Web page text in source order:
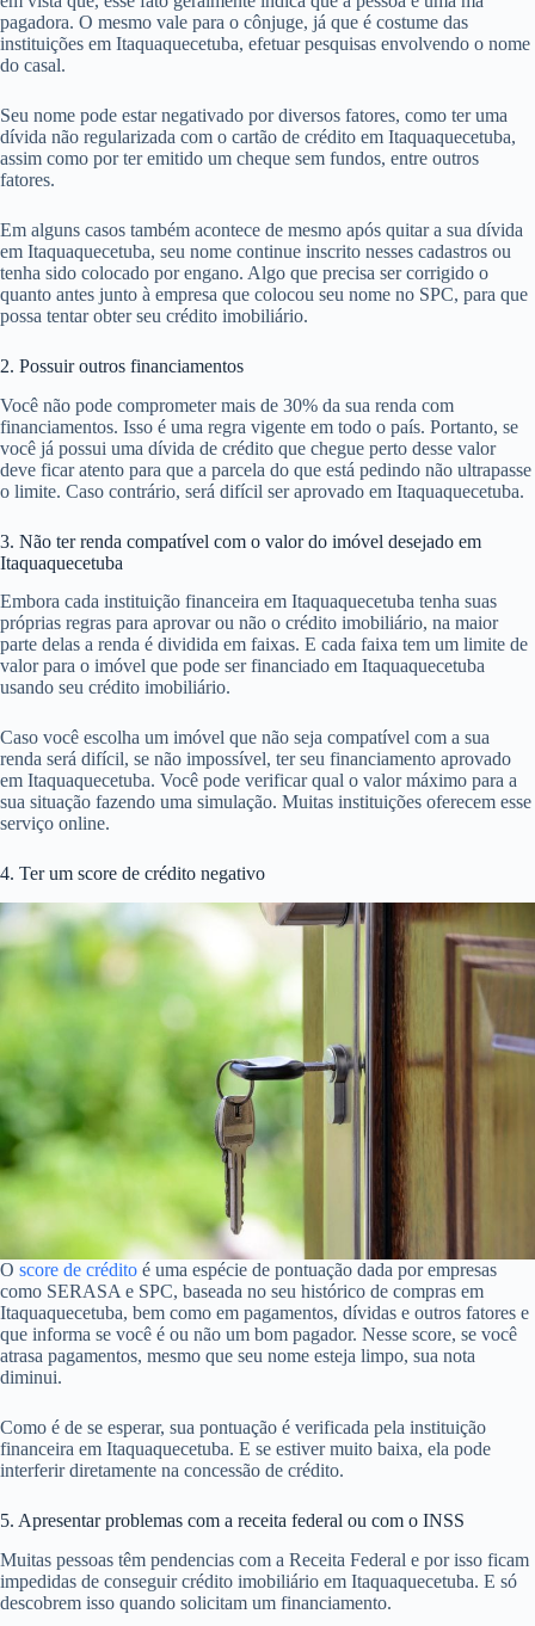
pagadora. O mesmo vale para o cônjuge, já que é costume das
instituições em Itaquaquecetuba, efetuar pesquisas envolvendo o nome
do casal.
Seu nome pode estar negativado por diversos fatores, como ter uma
dívida não regularizada com o cartão de crédito em Itaquaquecetuba,
assim como por ter emitido um cheque sem fundos, entre outros
fatores.
Em alguns casos também acontece de mesmo após quitar a sua dívida
em Itaquaquecetuba, seu nome continue inscrito nesses cadastros ou
tenha sido colocado por engano. Algo que precisa ser corrigido o
quanto antes junto à empresa que colocou seu nome no SPC, para que
possa tentar obter seu crédito imobiliário.
2. Possuir outros financiamentos
Você não pode comprometer mais de 30% da sua renda com
financiamentos. Isso é uma regra vigente em todo o país. Portanto, se
você já possui uma dívida de crédito que chegue perto desse valor
deve ficar atento para que a parcela do que está pedindo não ultrapasse
o limite. Caso contrário, será difícil ser aprovado em Itaquaquecetuba.
3. Não ter renda compatível com o valor do imóvel desejado em
Itaquaquecetuba
Embora cada instituição financeira em Itaquaquecetuba tenha suas
próprias regras para aprovar ou não o crédito imobiliário, na maior
parte delas a renda é dividida em faixas. E cada faixa tem um limite de
valor para o imóvel que pode ser financiado em Itaquaquecetuba
usando seu crédito imobiliário.
Caso você escolha um imóvel que não seja compatível com a sua
renda será difícil, se não impossível, ter seu financiamento aprovado
em Itaquaquecetuba. Você pode verificar qual o valor máximo para a
sua situação fazendo uma simulação. Muitas instituições oferecem esse
serviço online.
4. Ter um score de crédito negativo
O score de crédito é uma espécie de pontuação dada por empresas
como SERASA e SPC, baseada no seu histórico de compras em
Itaquaquecetuba, bem como em pagamentos, dívidas e outros fatores e
que informa se você é ou não um bom pagador. Nesse score, se você
atrasa pagamentos, mesmo que seu nome esteja limpo, sua nota
diminui.
Como é de se esperar, sua pontuação é verificada pela instituição
financeira em Itaquaquecetuba. E se estiver muito baixa, ela pode
interferir diretamente na concessão de crédito.
5. Apresentar problemas com a receita federal ou com o INSS
Muitas pessoas têm pendencias com a Receita Federal e por isso ficam
impedidas de conseguir crédito imobiliário em Itaquaquecetuba. E só
descobrem isso quando solicitam um financiamento.